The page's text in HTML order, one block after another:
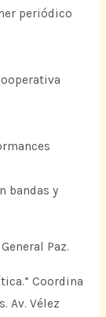
periódico
bandas y
Paz.
Coordina
Av. Vélez